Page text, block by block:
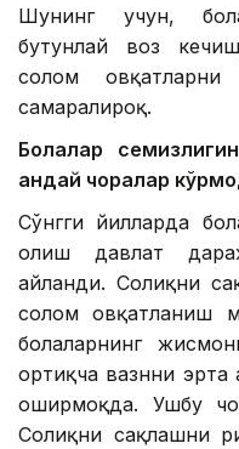
Шунинг учун,
бутунлай воз
соғлом
самаралироқ.
Болалар
қандай чоралар
Сўнгги йилларда
олиш давлат
айланди. Соғлиқни
соғлом овқатланиш
болаларнинг
ортиқча вазнни
оширмоқда. Ушбу
Соғлиқни сақлашни